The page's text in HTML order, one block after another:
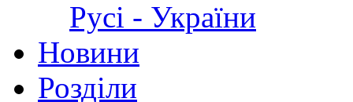
Русі - України
Новини
Розділи